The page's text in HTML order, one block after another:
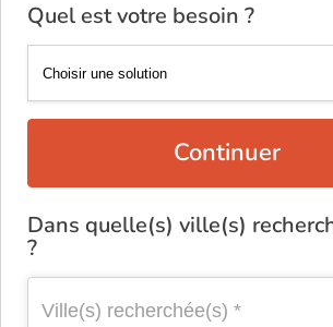
Quel est votre besoin ?
Continuer
Dans quelle(s) ville(s)
?